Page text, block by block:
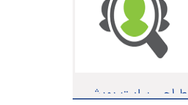
طراحی سایت پوپش